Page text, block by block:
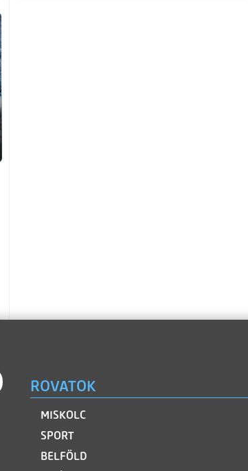
ROVATOK
MISKOLC
SPORT
BELFÖLD